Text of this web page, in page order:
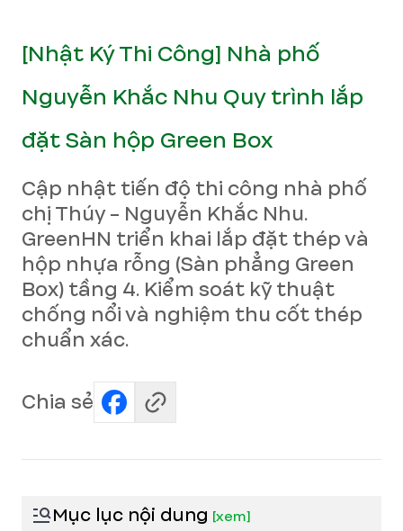
[Nhật Ký Thi Công] Nhà phố
Nguyễn Khắc Nhu Quy trình lắp
đặt Sàn hộp Green Box
Cập nhật tiến độ thi công nhà phố
chị Thúy - Nguyễn Khắc Nhu.
GreenHN triển khai lắp đặt thép và
hộp nhựa rỗng (Sàn phẳng Green
Box) tầng 4. Kiểm soát kỹ thuật
chống nổi và nghiệm thu cốt thép
chuẩn xác.
Chia sẻ
Mục lục nội dung [xem]